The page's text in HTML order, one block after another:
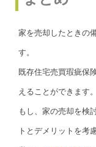
家を売却したときの
す。
既存住宅売買瑕疵保
えることができます。
もし、家の売却を検
トとデメリットを考